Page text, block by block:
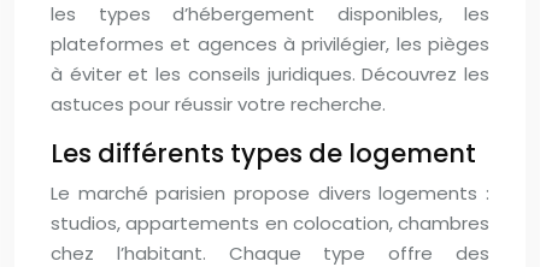
les types d’hébergement disponibles, les
plateformes et agences à privilégier, les pièges
à éviter et les conseils juridiques. Découvrez les
astuces pour réussir votre recherche.
Les différents types de logement
Le marché parisien propose divers logements :
studios, appartements en colocation, chambres
chez l’habitant. Chaque type offre des